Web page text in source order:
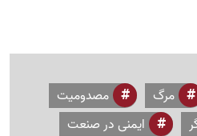
مرگ
مصدومیت
ایمنی در صنعت